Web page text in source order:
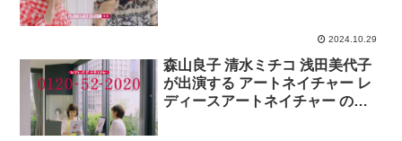
2024.10.29
森山良子 清水ミチコ 浅田美代子
が出演する アートネイチャー レ
ディースアートネイチャー の